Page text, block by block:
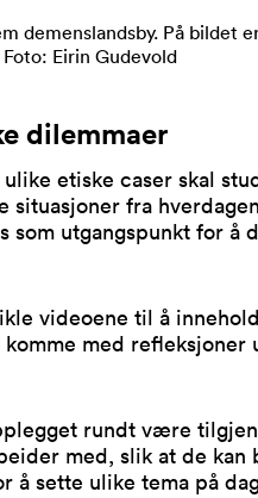
demenslandsby. På bildet
Foto: Eirin Gudevold
dilemmaer
etiske caser skal
fra
som utgangspunkt for å
videoene til å
med
rundt være
med, slik at de kan
å sette ulike tema på